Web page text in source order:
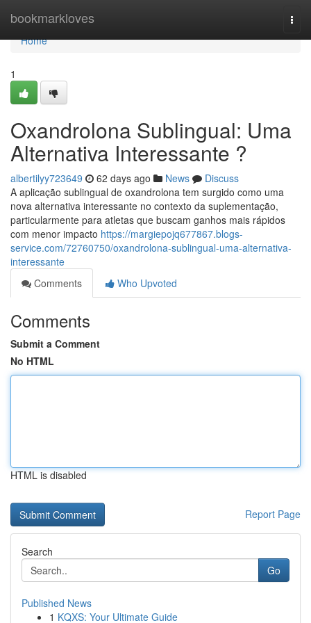
bookmarkloves
Home
Home
1
Oxandrolona Sublingual: Uma
Alternativa Interessante ?
albertilyy723649 62 days ago News
Discuss
A aplicação sublingual de oxandrolona tem surgido como uma
nova alternativa interessante no contexto da suplementação,
particularmente para atletas que buscam ganhos mais rápidos
com menor impacto https://margiepojq677867.blogs-
service.com/72760750/oxandrolona-sublingual-uma-alternativa-
interessante
Comments
Who Upvoted
Comments
Submit a Comment
No HTML
HTML is disabled
Report Page
Search
Go
Published News
1 KQXS: Your Ultimate Guide